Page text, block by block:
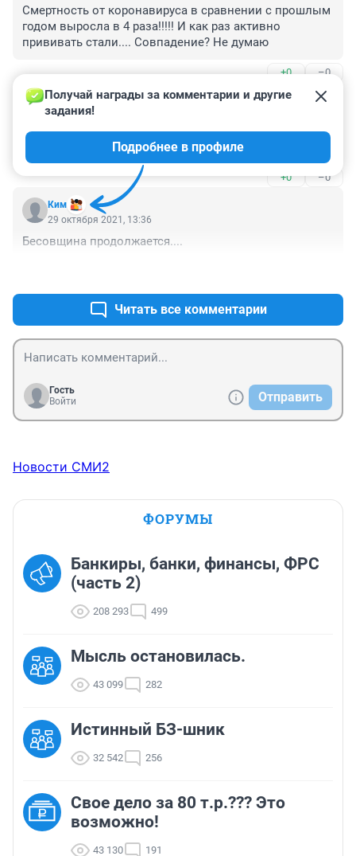
Смертность от коронавируса в сравнении с прошлым
годом выросла в 4 раза!!!!! И как раз активно
прививать стали.... Совпадение? Не думаю
+0 –0
Гость
30 октября 2021, 01:23
Какой хитрый вирус, в кинозал ходит, а в метро не
+0 –0
Ким
Получай награды за комментарии и другие
задания!
Подробнее в профиле
29 октября 2021, 13:36
Бесовщина продолжается....
Читать все комментарии
Гость
Войти
Отправить
Новости СМИ2
ФОРУМЫ
Банкиры, банки, финансы, ФРС
(часть 2)
208 293 499
Мысль остановилась.
43 099 282
Истинный БЗ-шник
32 542 256
Свое дело за 80 т.р.??? Это
возможно!
43 130 191